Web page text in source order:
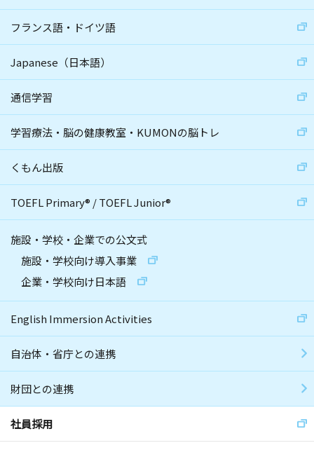
フランス語・ドイツ語
Japanese（日本語）
通信学習
学習療法・脳の健康教室・KUMONの脳トレ
くもん出版
TOEFL Primary® /TOEFL Junior®
施設・学校・企業での公文式
施設・学校向け導入事業
企業・学校向け日本語
English Immersion Activities
自治体・省庁との連携
財団との連携
社員採用